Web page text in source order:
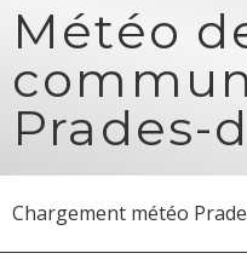
Météo
Prades-
Chargement météo